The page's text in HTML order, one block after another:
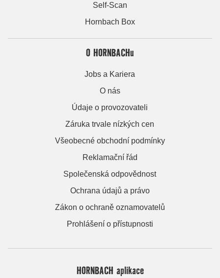
Self-Scan
Hornbach Box
O HORNBACHu
Jobs a Kariera
O nás
Údaje o provozovateli
Záruka trvale nízkých cen
Všeobecné obchodní podmínky
Reklamační řád
Společenská odpovědnost
Ochrana údajů a právo
Zákon o ochraně oznamovatelů
Prohlášení o přístupnosti
HORNBACH aplikace